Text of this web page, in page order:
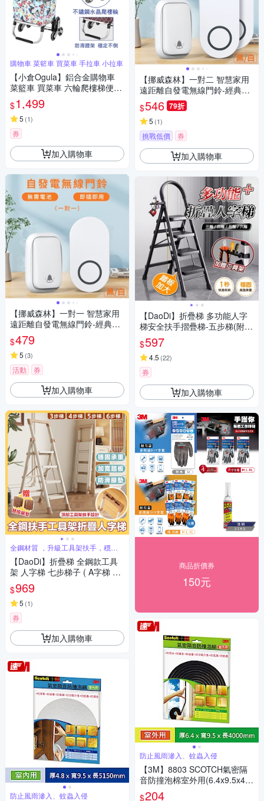
購物車 菜籃車 買菜車 手拉車 小拉車
【小倉Ogula】鋁合金購物車
菜籃車 買菜車 六輪爬樓梯便攜
拉杆車 購物買菜手拉車 折疊小
拉車
$1,499
5 (1)
券
加入購物車
【挪威森林】一對一 智慧家用
遠距離自發電無線門鈴-經典方
款(1對1無線電鈴)
$479
5 (3)
活動 券
加入購物車
全鋼材質 ，升級工具架扶手，穩固
承重
【DaoDi】折疊梯 全鋼款工具
架 人字梯 七步梯子 ( A字梯 摺
疊梯 工作梯)
$969
5 (1)
券
加入購物車
防止風雨滲入、蚊蟲入侵
【挪威森林】一對二 智慧家用
遠距離自發電無線門鈴-經典方
款(1對2無線電鈴)
$546 79折
5 (1)
挑戰低價 券
加入購物車
【DaoDi】折疊梯 多功能人字
梯安全扶手摺疊梯-五步梯(附工
具組 人字梯 折疊梯 工作梯)
$597
4.5 (22)
券
加入購物車
商品折價券
150元
防止風雨滲入、蚊蟲入侵
【3M】8803 SCOTCH氣密隔
音防撞泡棉室外用(6.4x9.5x40
00MM)
$204